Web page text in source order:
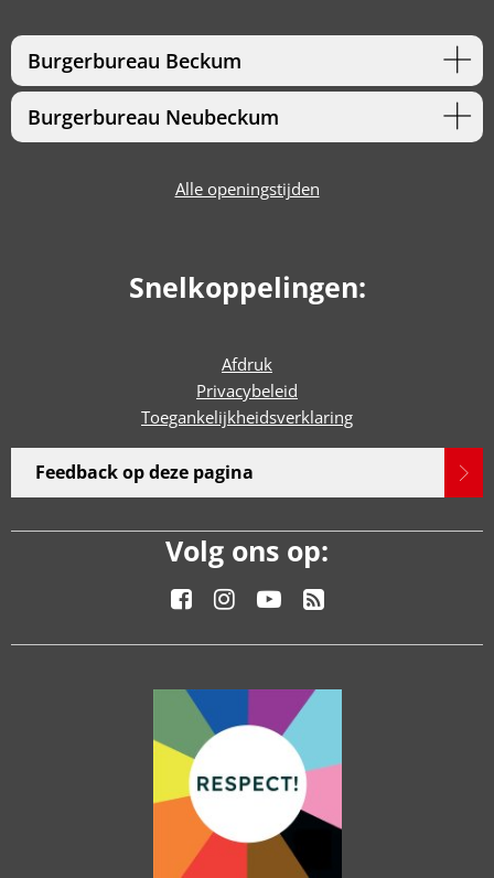
Burgerbureau Beckum
Burgerbureau Neubeckum
Alle openingstijden
Snelkoppelingen:
Afdruk
Privacybeleid
Toegankelijkheidsverklaring
Feedback op deze pagina
Volg ons op: